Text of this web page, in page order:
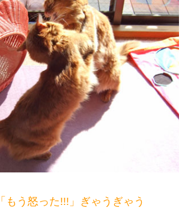
「もう怒った!!!」ぎゃうぎゃう